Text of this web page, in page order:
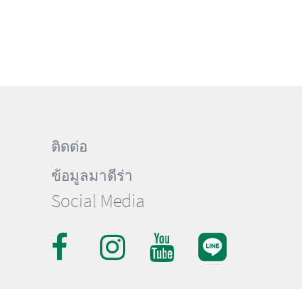
ติดต่อ
ข้อมูลมาดีร่า
Social Media